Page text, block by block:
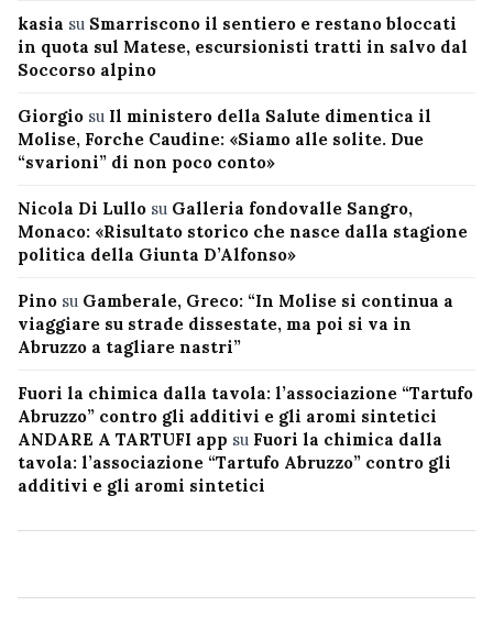
kasia su Smarriscono il sentiero e restano bloccati
in quota sul Matese, escursionisti tratti in salvo dal
Soccorso alpino
Giorgio su Il ministero della Salute dimentica il
Molise, Forche Caudine: «Siamo alle solite. Due
“svarioni” di non poco conto»
Nicola Di Lullo su Galleria fondovalle Sangro,
Monaco: «Risultato storico che nasce dalla stagione
politica della Giunta D’Alfonso»
Pino su Gamberale, Greco: “In Molise si continua a
viaggiare su strade dissestate, ma poi si va in
Abruzzo a tagliare nastri”
Fuori la chimica dalla tavola: l’associazione “Tartufo
Abruzzo” contro gli additivi e gli aromi sintetici
ANDARE A TARTUFI app su Fuori la chimica dalla
tavola: l’associazione “Tartufo Abruzzo” contro gli
additivi e gli aromi sintetici